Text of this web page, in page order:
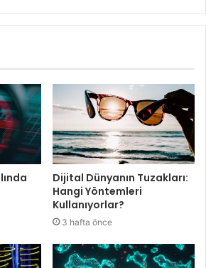
Dijital Dünyanın Tuzakları:
Hangi Yöntemleri
Kullanıyorlar?
3 hafta önce